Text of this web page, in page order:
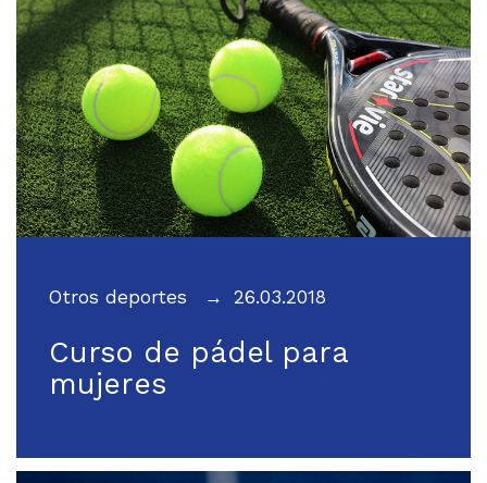
Otros deportes 26.03.2018
Curso de pádel para
mujeres